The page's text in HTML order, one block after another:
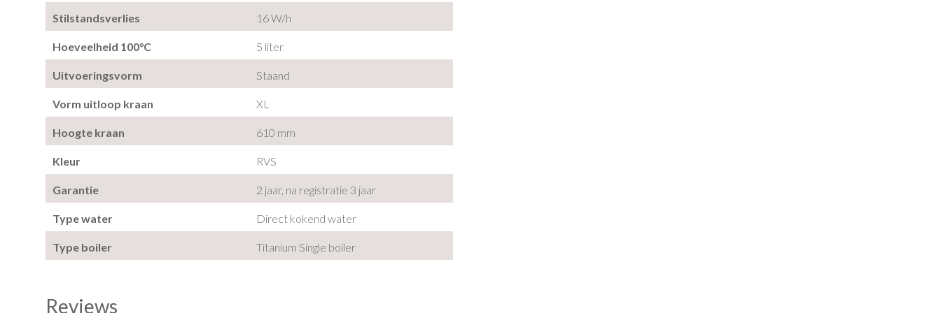
Stilstandsverlies 16 W/h
Hoeveelheid 100°C 5 liter
Uitvoeringsvorm Staand
Vorm uitloop kraan XL
Hoogte kraan 610 mm
Kleur RVS
Garantie 2 jaar, na registratie 3 jaar
Type water Direct kokend water
Type boiler Titanium Single boiler
Reviews